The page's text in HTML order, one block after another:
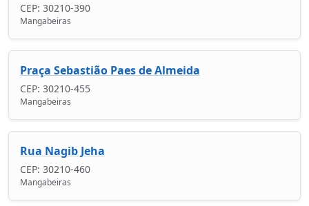
CEP: 30210-390
Mangabeiras
Praça Sebastião Paes de Almeida
CEP: 30210-455
Mangabeiras
Rua Nagib Jeha
CEP: 30210-460
Mangabeiras